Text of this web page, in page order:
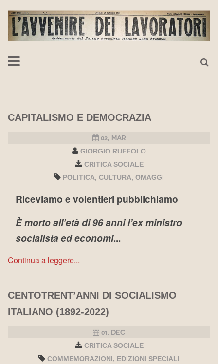
CAPITALISMO E DEMOCRAZIA
02, MAR
GIORGIO RUFFOLO
CRITICA SOCIALE
POLITICA CULTURA OMAGGI
Riceviamo e volentieri pubblichiamo
È morto all’età di 96 anni l’ex ministro
socialista ed economi...
Continua a leggere...
CENTOTRENT’ANNI DI SOCIALISMO
ITALIANO (1892-2022)
01, DEC
CRITICA SOCIALE
COMMEMORAZIONI
EDIZIONI SPECIALI